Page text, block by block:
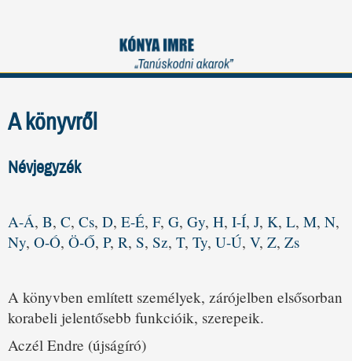
A könyvről
Névjegyzék
A-Á, B, C, Cs, D, E-É, F, G, Gy, H, I-Í, J, K, L, M, N,
Ny, O-Ó, Ö-Ő, P, R, S, Sz, T, Ty, U-Ú, V, Z, Zs
A könyvben említett személyek, zárójelben elsősorban
korabeli jelentősebb funkcióik, szerepeik.
Aczél Endre (újságíró)